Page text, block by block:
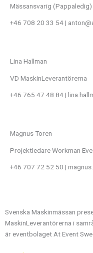
Mässansvarig (Pappaledig)
+46 708 20 33 54 |
Lina Hallman
VD MaskinLeverantörerna
+46 765 47 48 84 |
Magnus Toren
Projektledare Workman
+46 707 72 52 50 |
Svenska Maskinmässan
MaskinLeverantörerna i
är eventbolaget At Event